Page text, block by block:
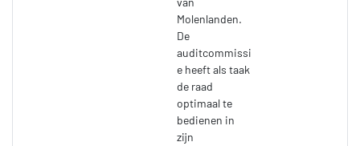
Molenlanden.
De
auditcommissi
e heeft als taak
de raad
optimaal te
bedienen in
zijn